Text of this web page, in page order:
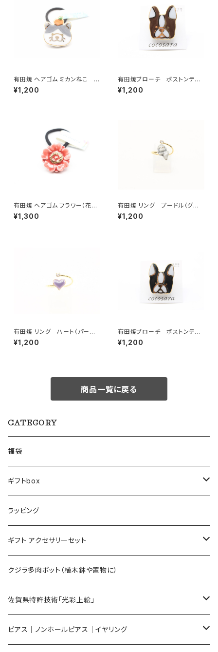
有田焼 ヘアゴム ミカンねこ グ
レー
¥1,200
有田焼ブローチ ボストンテリ
ア 2
¥1,200
有田焼 ヘアゴム フラワー（花芯
金彩） 赤
¥1,300
有田焼 リング プードル（グレ
ー）
¥1,200
有田焼 リング ハート（パープ
ル）
¥1,200
有田焼ブローチ ボストンテリ
ア 1
¥1,200
商品一覧に戻る
CATEGORY
福袋
ギフトbox
Lサイズ
Mサイズ
Sサイズ
ラッピング
ギフト アクセサリーセット
flower
メンズ ギフトセット
クジラ多肉ポット（植木鉢や置物に）
佐賀県特許技術「光彩上絵」
ピアス
ピアス｜ノンホールピアス｜イヤリング